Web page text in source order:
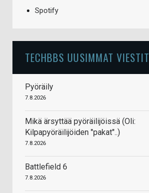
Spotify
TECHBBS UUSIMMAT VIESTIT
Pyöräily
7.8.2026
Mikä ärsyttää pyöräilijöissä (Oli:
Kilpapyöräilijöiden "pakat"..)
7.8.2026
Battlefield 6
7.8.2026